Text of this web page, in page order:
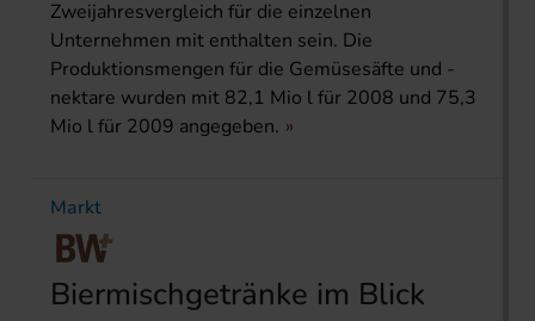
Zweijahresvergleich für die einzelnen
Unternehmen mit enthalten sein. Die
Produktionsmengen für die Gemüsesäfte und -
nektare wurden mit 82,1 Mio l für 2008 und 75,3
Mio l für 2009 angegeben.
Markt
Biermischgetränke im Blick